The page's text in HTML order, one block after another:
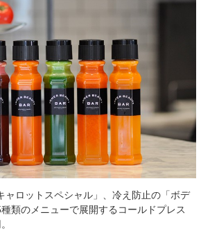
ャロットスペシャル」、冷え防止の「ボデ
類のメニューで展開するコールドプレス